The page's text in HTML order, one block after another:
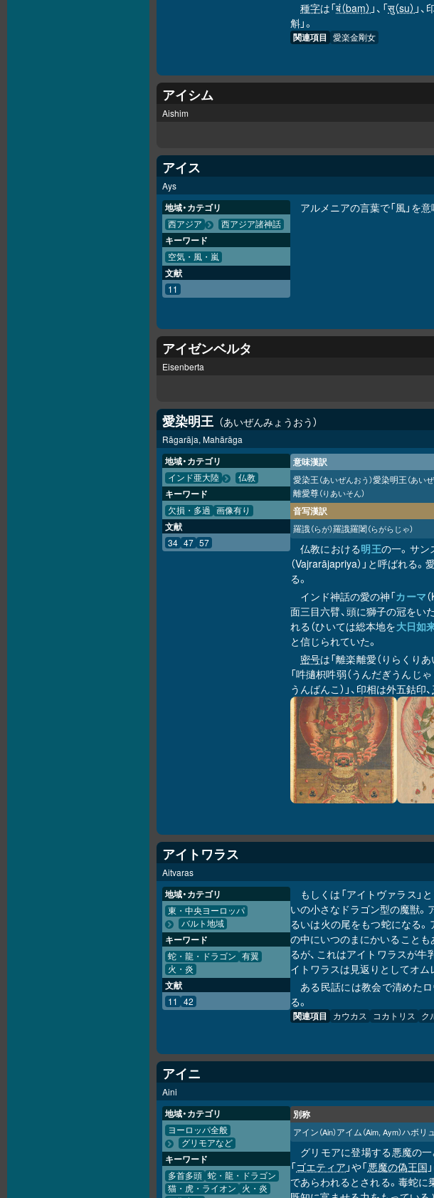
種字は「बं（baṃ） 」、「सु（su） 」
斛」。
関連項目 愛楽金剛女
アイシム
Aishim
アイス
Ays
アルメニアの言葉で「風」を
地域・カテゴリ
西アジア 西アジア諸神話
キーワード
空気・風・嵐
文献
11
アイゼンベルタ
Eisenberta
愛染明王 あいぜんみょうおう
Rāgarāja, Mahārāga
意味漢訳
愛染王（あいぜんおう）愛染明王（あい
離愛尊（りあいそん）
音写漢訳
羅誐（らが）羅誐羅闍（らがらじゃ）
仏教における明王の一。サン
（Vajrarājapriya）」と呼ばれる
る。
インド神話の愛の神「カーマ
面三目六臂、頭に獅子の冠をい
れる（ひいては総本地を大日如
と信じられていた。
密号は「離楽離愛（りらくりあ
「吽擿枳吽弱（うんだぎうんじ
うんばんこ）」、印相は外五鈷印、
地域・カテゴリ
インド亜大陸 仏教
キーワード
欠損・多過 画像有り
文献
34 47 57
アイトワラス
Aitvaras
もしくは「アイトヴァラス」
いの小さなドラゴン型の魔獣。
るいは火の尾をもつ蛇になる
の中にいつのまにかいること
るが、これはアイトワラスが
イトワラスは見返りとしてオム
ある民話には教会で清めた
る。
関連項目 カウカス コカトリス ク
地域・カテゴリ
東・中央ヨーロッパ
バルト地域
キーワード
蛇・龍・ドラゴン
有翼
火・炎
文献
11 42
アイニ
Aini
別称
アイン（Ain）アイム（Aim, Aym）ハボリ
グリモアに登場する悪魔の
「ゴエティア 」や「悪魔の偽王国
であらわれるとされる。毒蛇に
地域・カテゴリ
ヨーロッパ全般
グリモアなど
キーワード
多首多頭 蛇・龍・ドラゴン
猫・虎・ライオン
火・炎